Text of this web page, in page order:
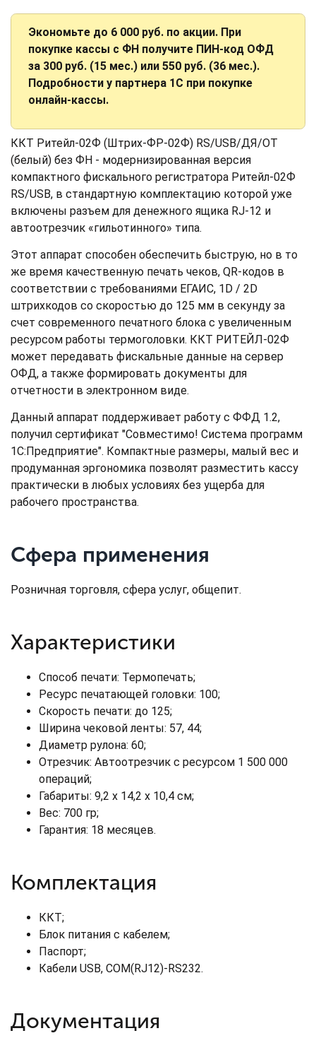
Экономьте до 6 000 руб. по акции. При
покупке кассы с ФН получите ПИН-код ОФД
за 300 руб. (15 мес.) или 550 руб. (36 мес.).
Подробности у партнера 1С при покупке
онлайн-кассы.
ККТ Ритейл-02Ф (Штрих-ФР-02Ф) RS/USB/ДЯ/ОТ
(белый) без ФН - модернизированная версия
компактного фискального регистратора Ритейл-02Ф
RS/USB, в стандартную комплектацию которой уже
включены разъем для денежного ящика RJ-12 и
автоотрезчик «гильотинного» типа.
Этот аппарат способен обеспечить быструю, но в то
же время качественную печать чеков, QR-кодов в
соответствии с требованиями ЕГАИС, 1D / 2D
штрихкодов со скоростью до 125 мм в секунду за
счет современного печатного блока с увеличенным
ресурсом работы термоголовки. ККТ РИТЕЙЛ-02Ф
может передавать фискальные данные на сервер
ОФД, а также формировать документы для
отчетности в электронном виде.
Данный аппарат поддерживает работу с ФФД 1.2,
получил сертификат "Совместимо! Система программ
1С:Предприятие". Компактные размеры, малый вес и
продуманная эргономика позволят разместить кассу
практически в любых условиях без ущерба для
рабочего пространства.
Сфера применения
Розничная торговля, сфера услуг, общепит.
Характеристики
Способ печати: Термопечать;
Ресурс печатающей головки: 100;
Скорость печати: до 125;
Ширина чековой ленты: 57, 44;
Диаметр рулона: 60;
Отрезчик: Автоотрезчик с ресурсом 1 500 000
операций;
Габариты: 9,2 х 14,2 х 10,4 см;
Вес: 700 гр;
Гарантия: 18 месяцев.
Комплектация
ККТ;
Блок питания с кабелем;
Паспорт;
Кабели USB, COM(RJ12)-RS232.
Документация